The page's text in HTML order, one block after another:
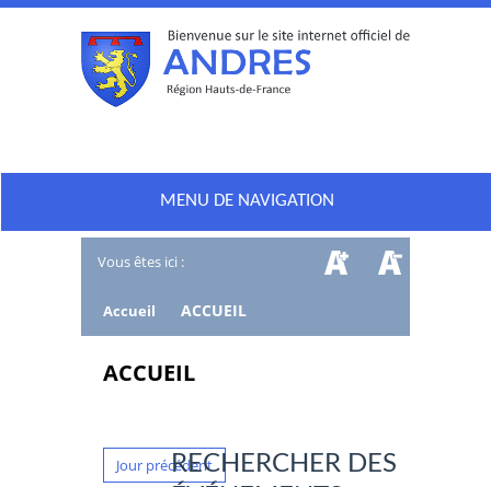
MENU DE NAVIGATION
Vous êtes ici :
Accueil ACCUEIL
ACCUEIL
Jour précédentRECHERCHER DES